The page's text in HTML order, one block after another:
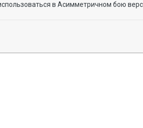
в Асимметричном бою